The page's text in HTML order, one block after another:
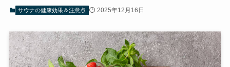
サウナの健康効果＆注意点 2025年12月16日